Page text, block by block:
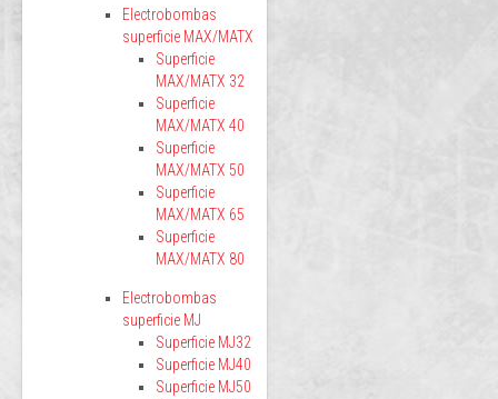
Electrobombas
superficie MAX/MATX
Superficie
MAX/MATX 32
Superficie
MAX/MATX 40
Superficie
MAX/MATX 50
Superficie
MAX/MATX 65
Superficie
MAX/MATX 80
Electrobombas
superficie MJ
Superficie MJ32
Superficie MJ40
Superficie MJ50